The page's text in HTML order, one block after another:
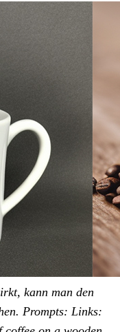
kann man den
Prompts: Links: